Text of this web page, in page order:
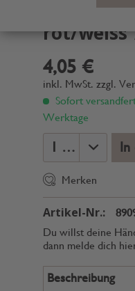
rot/weiss
4,05 €
inkl. MwSt. zzgl.
Sofort
Werktage
Merken
Artikel-Nr.:
Du willst deine
dann melde dich
Beschreibung